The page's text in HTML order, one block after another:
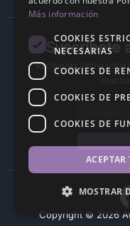
Suscríbete
Recibe las últimas
Copyright © 2026
Más información
COOKIES
NECESARIAS
COOKIES DE
COOKIES DE
COOKIES DE
ACEPTAR
MOSTRAR